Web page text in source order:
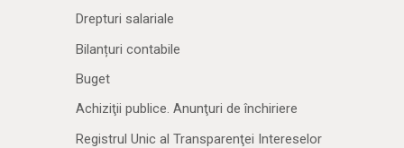
Drepturi salariale
Bilanțuri contabile
Buget
Achiziţii publice. Anunţuri de închiriere
Registrul Unic al Transparenţei Intereselor